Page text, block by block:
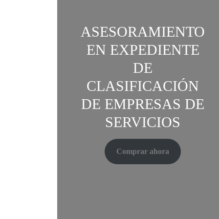
ASESORAMIENTO
EN EXPEDIENTE
DE
CLASIFICACIÓN
DE EMPRESAS DE
SERVICIOS
Comprar ahora